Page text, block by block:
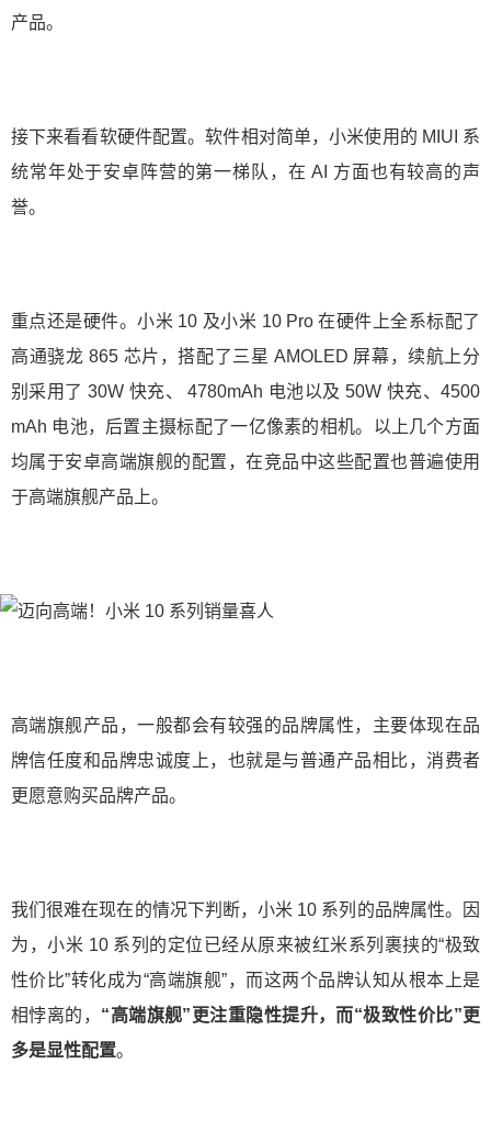
产品。
接下来看看软硬件配置。软件相对简单，小米使用的 MIUI 系
统常年处于安卓阵营的第一梯队，在 AI 方面也有较高的声
誉。
重点还是硬件。小米 10 及小米 10 Pro 在硬件上全系标配了
高通骁龙 865 芯片，搭配了三星 AMOLED 屏幕，续航上分
别采用了 30W 快充、 4780mAh 电池以及 50W 快充、4500
mAh 电池，后置主摄标配了一亿像素的相机。以上几个方面
均属于安卓高端旗舰的配置，在竞品中这些配置也普遍使用
于高端旗舰产品上。
高端旗舰产品，一般都会有较强的品牌属性，主要体现在品
牌信任度和品牌忠诚度上，也就是与普通产品相比，消费者
更愿意购买品牌产品。
我们很难在现在的情况下判断，小米 10 系列的品牌属性。因
为，小米 10 系列的定位已经从原来被红米系列裹挟的“极致
性价比”转化成为“高端旗舰”，而这两个品牌认知从根本上是
相悖离的， “高端旗舰”更注重隐性提升，而“极致性价比”更
多是显性配置。